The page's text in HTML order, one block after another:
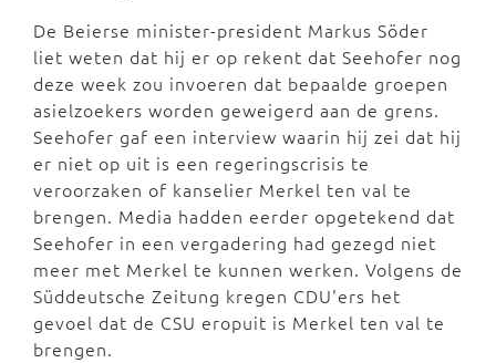
De Beierse minister-president Markus Söder
liet weten dat hij er op rekent dat Seehofer nog
deze week zou invoeren dat bepaalde groepen
asielzoekers worden geweigerd aan de grens.
Seehofer gaf een interview waarin hij zei dat hij
er niet op uit is een regeringscrisis te
veroorzaken of kanselier Merkel ten val te
brengen. Media hadden eerder opgetekend dat
Seehofer in een vergadering had gezegd niet
meer met Merkel te kunnen werken. Volgens de
Süddeutsche Zeitung kregen CDU'ers het
gevoel dat de CSU eropuit is Merkel ten val te
brengen.